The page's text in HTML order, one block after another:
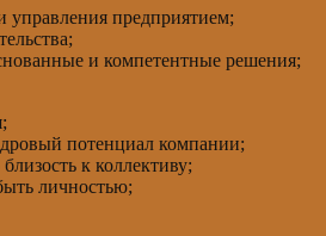
управления предприятием;
и компетентные решения;
потенциал компании;
к коллективу;
личностью;